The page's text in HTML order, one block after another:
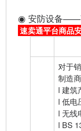
◉ 安防设备——
速卖通平台商品
对于
制造
l 建筑
l 低电
l 无线
l BS